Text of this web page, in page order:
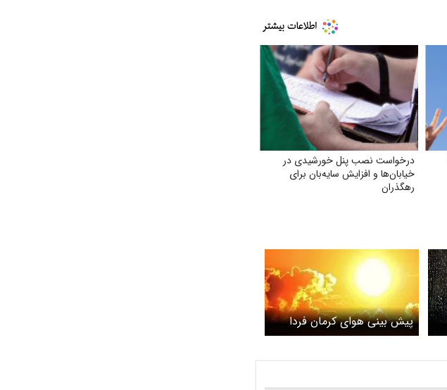
درخواست نصب پنل خورشیدی در
خیابان‌ها و افزایش سایه‌بان برای
رهگذران
پیش بینی هوای کرمان فردا
چهارشنبه 13 خرداد/ افزایش